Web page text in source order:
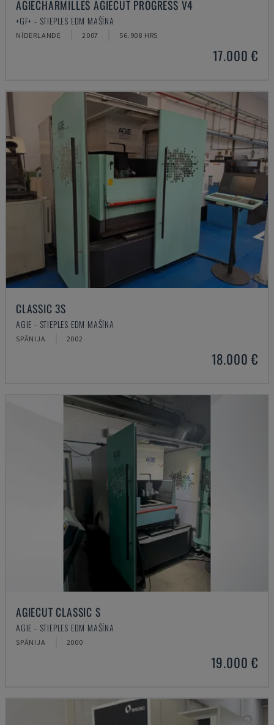
AGIECHARMILLES AGIECUT PROGRESS V4
+GF+ - STIEPLES EDM MAŠĪNA
NĪDERLANDE 2007 56.908 HRS
17.000 €
CLASSIC 3S
AGIE - STIEPLES EDM MAŠĪNA
SPĀNIJA 2002
18.000 €
AGIECUT CLASSIC S
AGIE - STIEPLES EDM MAŠĪNA
SPĀNIJA 2000
19.000 €